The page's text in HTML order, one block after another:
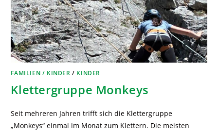
FAMILIEN / KINDER / KINDER
Klettergruppe Monkeys
Seit mehreren Jahren trifft sich die Klettergruppe
„Monkeys“ einmal im Monat zum Klettern. Die meisten